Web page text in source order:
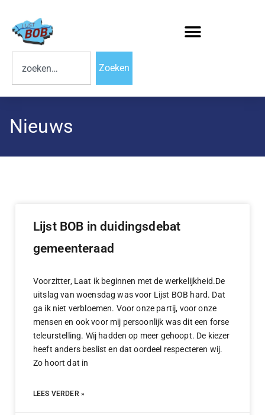
Zoeken
Nieuws
Lijst BOB in duidingsdebat
gemeenteraad
Voorzitter, Laat ik beginnen met de werkelijkheid.De
uitslag van woensdag was voor Lijst BOB hard. Dat
ga ik niet verbloemen. Voor onze partij, voor onze
mensen en ook voor mij persoonlijk was dit een forse
teleurstelling. Wij hadden op meer gehoopt. De kiezer
heeft anders beslist en dat oordeel respecteren wij.
Zo hoort dat in
LEES VERDER »